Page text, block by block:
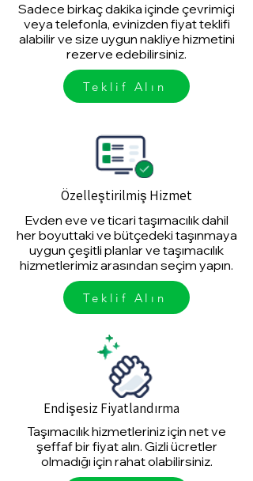
Sadece birkaç dakika içinde çevrimiçi
veya telefonla, evinizden fiyat teklifi
alabilir ve size uygun nakliye hizmetini
rezerve edebilirsiniz.
Teklif Alın
Özelleştirilmiş Hizmet
Evden eve ve ticari taşımacılık dahil
her boyuttaki ve bütçedeki taşınmaya
uygun çeşitli planlar ve taşımacılık
hizmetlerimiz arasından seçim yapın.
Teklif Alın
Endişesiz Fiyatlandırma
Taşımacılık hizmetleriniz için net ve
şeffaf bir fiyat alın. Gizli ücretler
olmadığı için rahat olabilirsiniz.